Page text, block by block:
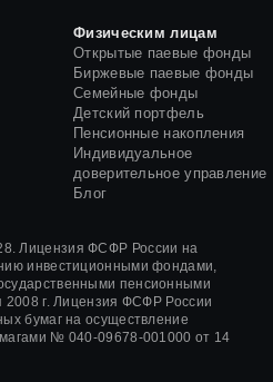
Физическим лицам
Открытые паевые фонды
Биржевые паевые фонды
Семейные фонды
Детский портфель
Пенсионные накопления
Индивидуальное
доверительное управление
Блог
Лицензия ФСФР России на
инвестиционными фондами,
пенсионными
2008 г.Лицензия ФСФР России
бумаг на осуществление
№ 040-09678-001000 от 14